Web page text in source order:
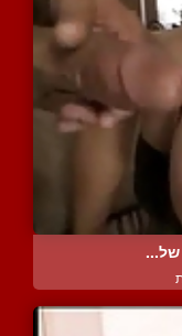
של...